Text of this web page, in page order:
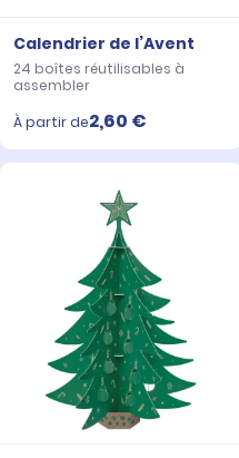
Calendrier de l’Avent
24 boîtes réutilisables à
assembler
À partir de2,60 €